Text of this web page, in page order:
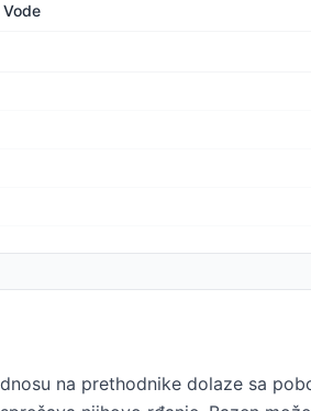
na prethodnike dolaze sa